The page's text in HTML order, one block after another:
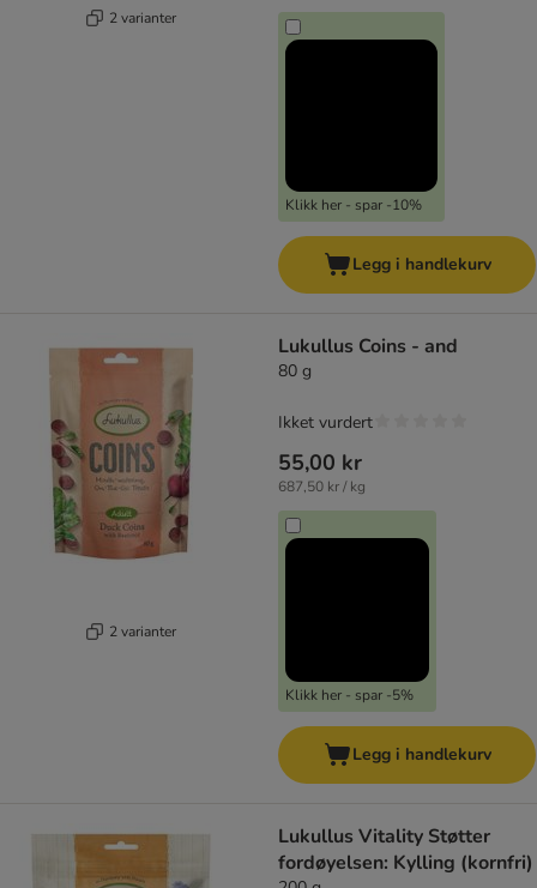
2 varianter
Klikk her - spar -10%
Legg i handlekurv
2 varianter
Lukullus Coins - and
80 g
55,00 kr
687,50 kr / kg
Klikk her - spar -5%
Ikket vurdert
Legg i handlekurv
Lukullus Vitality Støtter
fordøyelsen: Kylling (kornfri)